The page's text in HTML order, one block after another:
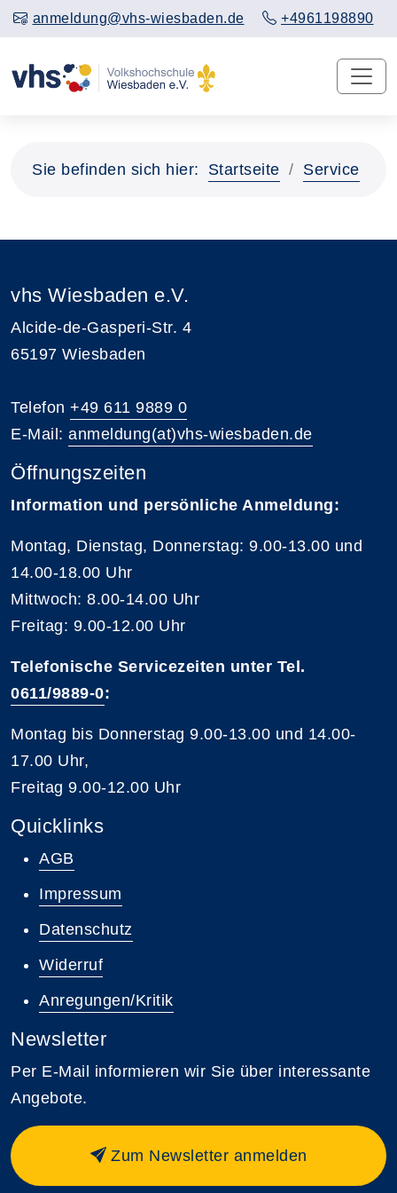
anmeldung@vhs-wiesbaden.de +4961198890
Sie befinden sich hier: Startseite Service
vhs Wiesbaden e.V.
Alcide-de-Gasperi-Str. 4
65197 Wiesbaden
Telefon +49 611 9889 0
E-Mail: anmeldung(at)vhs-wiesbaden.de
Öffnungszeiten
Information und persönliche Anmeldung:
Montag, Dienstag, Donnerstag: 9.00-13.00 und
14.00-18.00 Uhr
Mittwoch: 8.00-14.00 Uhr
Freitag: 9.00-12.00 Uhr
Telefonische Servicezeiten unter Tel.
0611/9889-0:
Montag bis Donnerstag 9.00-13.00 und 14.00-
17.00 Uhr,
Freitag 9.00-12.00 Uhr
Quicklinks
AGB
Impressum
Datenschutz
Widerruf
Anregungen/Kritik
Newsletter
Per E-Mail informieren wir Sie über interessante
Angebote.
Zum Newsletter anmelden